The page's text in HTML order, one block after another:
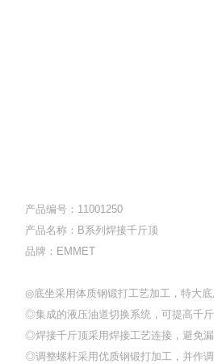
产品编号：11001250
产品名称：B系列焊接千斤顶
品牌：EMMET
◎底坐采用体质钢锻打工艺加工，特大
◎集成的液压油道切换系统，可提高千
◎焊接千斤顶采用焊接工艺连接，避免
◎调整螺杆采用优质钢锻打加工，并作